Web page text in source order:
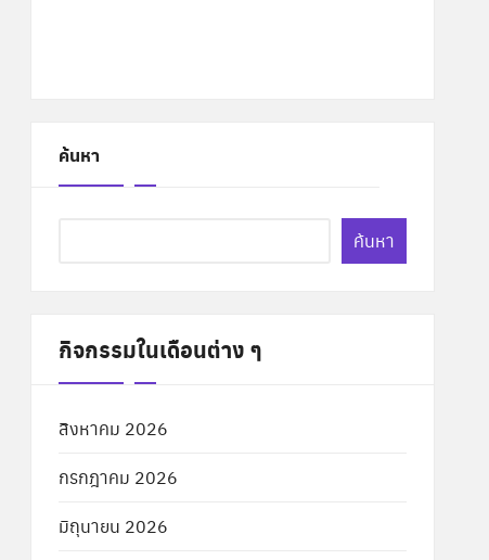
ค้นหา
ค้นหา
กิจกรรมในเดือนต่าง ๆ
สิงหาคม 2026
กรกฎาคม 2026
มิถุนายน 2026